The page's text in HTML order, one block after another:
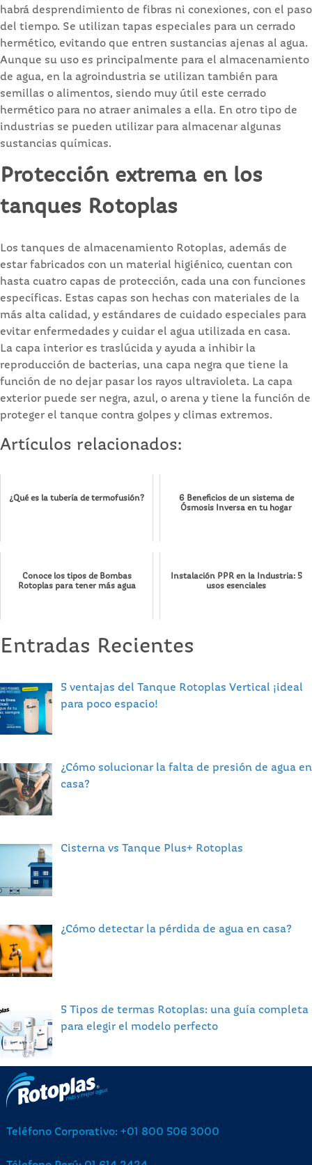
habrá desprendimiento de fibras ni conexiones, con el paso
del tiempo. Se utilizan tapas especiales para un cerrado
hermético, evitando que entren sustancias ajenas al agua.
Aunque su uso es principalmente para el almacenamiento
de agua, en la agroindustria se utilizan también para
semillas o alimentos, siendo muy útil este cerrado
hermético para no atraer animales a ella. En otro tipo de
industrias se pueden utilizar para almacenar algunas
sustancias químicas.
Protección extrema en los
tanques Rotoplas
Los tanques de almacenamiento Rotoplas, además de
estar fabricados con un material higiénico, cuentan con
hasta cuatro capas de protección, cada una con funciones
específicas. Estas capas son hechas con materiales de la
más alta calidad, y estándares de cuidado especiales para
evitar enfermedades y cuidar el agua utilizada en casa.
La capa interior es traslúcida y ayuda a inhibir la
reproducción de bacterias, una capa negra que tiene la
función de no dejar pasar los rayos ultravioleta. La capa
exterior puede ser negra, azul, o arena y tiene la función de
proteger el tanque contra golpes y climas extremos.
Artículos relacionados:
¿Qué es la tubería de termofusión?
6 Beneficios de un sistema de
Ósmosis Inversa en tu hogar
Conoce los tipos de Bombas
Rotoplas para tener más agua
Instalación PPR en la Industria: 5
usos esenciales
Entradas Recientes
5 ventajas del Tanque Rotoplas Vertical ¡ideal
para poco espacio!
¿Cómo solucionar la falta de presión de agua en
casa?
Cisterna vs Tanque Plus+ Rotoplas
¿Cómo detectar la pérdida de agua en casa?
5 Tipos de termas Rotoplas: una guía completa
para elegir el modelo perfecto
Teléfono Corporativo: +01 800 506 3000